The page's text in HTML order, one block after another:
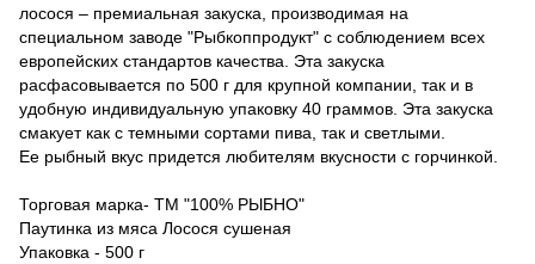
лосося – премиальная закуска, производимая на
специальном заводе "Рыбкоппродукт" с соблюдением всех
европейских стандартов качества. Эта закуска
расфасовывается по 500 г для крупной компании, так и в
удобную индивидуальную упаковку 40 граммов. Эта закуска
смакует как с темными сортами пива, так и светлыми.
Ее рыбный вкус придется любителям вкусности с горчинкой.
Торговая марка- ТМ "100% РЫБНО"
Паутинка из мяса Лосося сушеная
Упаковка - 500 г